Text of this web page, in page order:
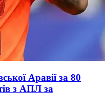
Аравії за 80
з АПЛ за